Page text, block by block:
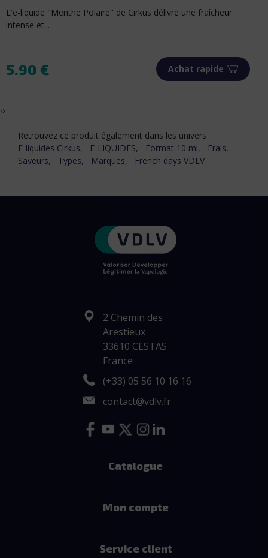
L'e-liquide "Lemon Ice" de Cirkus associe le citron jaune et
citron vert à une...
Prix
5.90 € Achat rapide
‹›
Retrouvez ce produit également dans les univers
E-liquides Cirkus,
E-LIQUIDES, Format 10 ml,
Frais,
Saveurs,
Types, Marques, French days VDLV
2 Chemin des
Arestieux
33610 CESTAS
France
(+33) 05 56 10 16 16
contact@vdlv.fr
Catalogue
Mon compte
Service client